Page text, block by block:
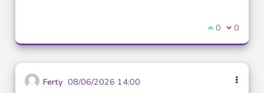
Je suis
0 Je ne
0
Ferty 08/06/2026 14:00